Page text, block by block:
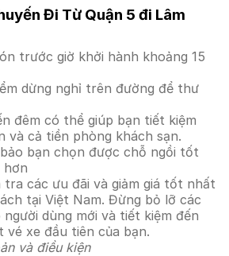
Đi Từ Quận 5 đi Lâm
trước giờ khởi hành khoảng 15
dừng nghỉ trên đường để thư
đêm có thể giúp bạn tiết kiệm
và cả tiền phòng khách sạn.
bạn chọn được chỗ ngồi tốt
hơn
tra các ưu đãi và giảm giá tốt nhất
tại Việt Nam. Đừng bỏ lỡ các
dùng mới và tiết kiệm đến
vé xe đầu tiên của bạn.
và điều kiện